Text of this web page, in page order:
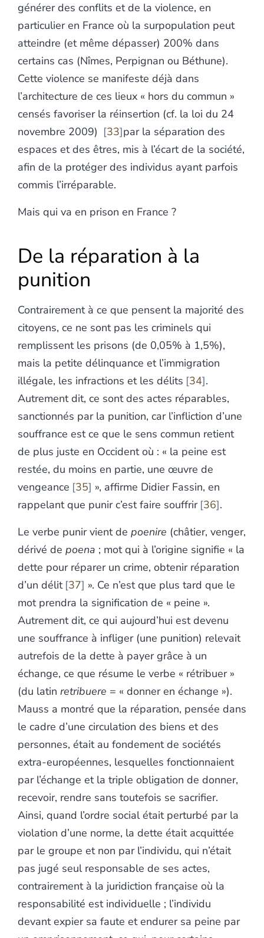
générer des conflits et de la violence, en
particulier en France où la surpopulation peut
atteindre (et même dépasser) 200% dans
certains cas (Nîmes, Perpignan ou Béthune).
Cette violence se manifeste déjà dans
l’architecture de ces lieux « hors du commun »
censés favoriser la réinsertion (cf. la loi du 24
novembre 2009)
33 par la séparation des
espaces et des êtres, mis à l’écart de la société,
afin de la protéger des individus ayant parfois
commis l’irréparable.
Mais qui va en prison en France ?
De la réparation à la
punition
Contrairement à ce que pensent la majorité des
citoyens, ce ne sont pas les criminels qui
remplissent les prisons (de 0,05% à 1,5%),
mais la petite délinquance et l’immigration
illégale, les infractions et les délits 34 .
Autrement dit, ce sont des actes réparables,
sanctionnés par la punition, car l’infliction d’une
souffrance est ce que le sens commun retient
de plus juste en Occident où : « la peine est
restée, du moins en partie, une œuvre de
vengeance 35 », affirme Didier Fassin, en
rappelant que punir c’est faire souffrir 36 .
Le verbe punir vient de poenire (châtier, venger,
dérivé de poena ; mot qui à l’origine signifie « la
dette pour réparer un crime, obtenir réparation
d’un délit 37 ». Ce n’est que plus tard que le
mot prendra la signification de « peine ».
Autrement dit, ce qui aujourd’hui est devenu
une souffrance à infliger (une punition) relevait
autrefois de la dette à payer grâce à un
échange, ce que résume le verbe « rétribuer »
(du latin retribuere = « donner en échange »).
Mauss a montré que la réparation, pensée dans
le cadre d’une circulation des biens et des
personnes, était au fondement de sociétés
extra-européennes, lesquelles fonctionnaient
par l’échange et la triple obligation de donner,
recevoir, rendre sans toutefois se sacrifier.
Ainsi, quand l’ordre social était perturbé par la
violation d’une norme, la dette était acquittée
par le groupe et non par l’individu, qui n’était
pas jugé seul responsable de ses actes,
contrairement à la juridiction française où la
responsabilité est individuelle ; l’individu
devant expier sa faute et endurer sa peine par